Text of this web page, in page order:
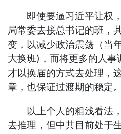
即使要逼习近平让权，
局常委去接总书记的班，
变，以减少政治震荡（当
大换班)，而将更多的人事
才以换届的方式去处理，
章，也保证过渡期的稳定。
以上个人的粗浅看法，
去推理，但中共目前处于